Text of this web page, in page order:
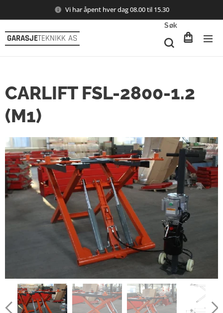
Vi har åpent hver dag 08.00 til 15.30
GARASJETEKNIKK AS
Søk
CARLIFT FSL-2800-1.2
(M1)